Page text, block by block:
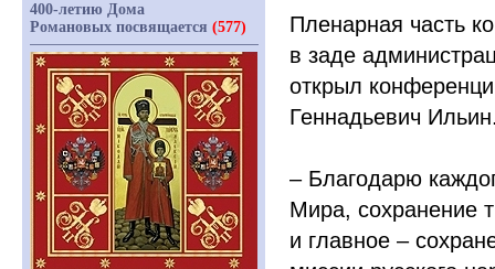
Пленарная часть
в заде
открыл
Геннадьевич Ильин
– Благодарю
Мира, сохранение
и главное –
400-летию Дома
Романовых посвящается (577)